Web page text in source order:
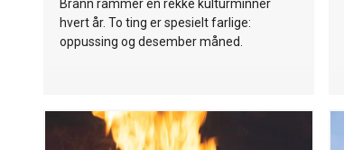
Brann rammer en rekke kulturminner
hvert år. To ting er spesielt farlige:
oppussing og desember måned.